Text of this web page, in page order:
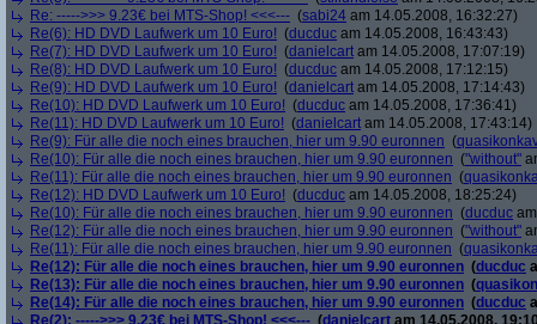
Re: ----->>> 9.23€ bei MTS-Shop! <<<--- (sabi24 am 14.05.2008, 16:32:27)
Re(6): HD DVD Laufwerk um 10 Euro! (ducduc am 14.05.2008, 16:43:43)
Re(7): HD DVD Laufwerk um 10 Euro! (danielcart am 14.05.2008, 17:07:19)
Re(8): HD DVD Laufwerk um 10 Euro! (ducduc am 14.05.2008, 17:12:15)
Re(9): HD DVD Laufwerk um 10 Euro! (danielcart am 14.05.2008, 17:14:43)
Re(10): HD DVD Laufwerk um 10 Euro! (ducduc am 14.05.2008, 17:36:41)
Re(11): HD DVD Laufwerk um 10 Euro! (danielcart am 14.05.2008, 17:43:14)
Re(9): Für alle die noch eines brauchen, hier um 9.90 euronnen (
Re(10): Für alle die noch eines brauchen, hier um 9.90 euronnen ("without"
Re(11): Für alle die noch eines brauchen, hier um 9.90 euronnen (
Re(12): HD DVD Laufwerk um 10 Euro! (ducduc am 14.05.2008, 18:25:24)
Re(10): Für alle die noch eines brauchen, hier um 9.90 euronnen (ducduc
Re(12): Für alle die noch eines brauchen, hier um 9.90 euronnen ("without"
Re(11): Für alle die noch eines brauchen, hier um 9.90 euronnen (
Re(12): Für alle die noch eines brauchen, hier um 9.90 euronnen (ducduc
Re(13): Für alle die noch eines brauchen, hier um 9.90 euronnen (
Re(14): Für alle die noch eines brauchen, hier um 9.90 euronnen (ducduc
Re(2): ----->>> 9.23€ bei MTS-Shop! <<<--- (danielcart am 14.05.2008,